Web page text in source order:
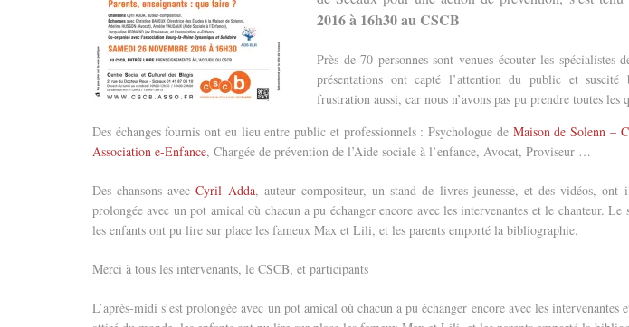
2016 à 16h30 au CSCB
Près de 70 personnes sont venues écouter les spécialistes
présentations ont capté l’attention du public et
frustration aussi, car nous n’avons pas pu prendre toutes les
Des échanges fournis ont eu lieu entre public et professionnels : Psychologue de Maison de Solenn –
Association e-Enfance, Chargée de prévention de l’Aide sociale à l’enfance, Avocat, Proviseur …
Des chansons avecCyril Adda, auteur compositeur, un stand de livres jeunesse, et des vidéos, ont
prolongée avec un pot amical où chacun a pu échanger encore avec les intervenantes et le chanteur.
les enfants ont pu lire sur place les fameux Max et Lili, et les parents emporté la bibliographie.
Merci à tous les intervenants, le CSCB, et participants
L’après-midi s’est prolongée avec un pot amical où chacun a pu échanger encore avec les intervenantes